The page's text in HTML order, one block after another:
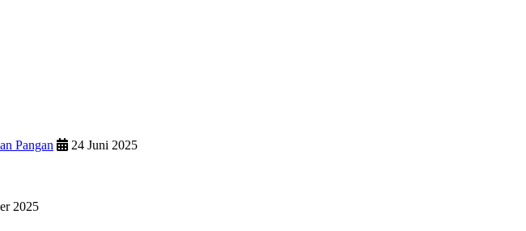
Pangan 24 Juni 2025
2025